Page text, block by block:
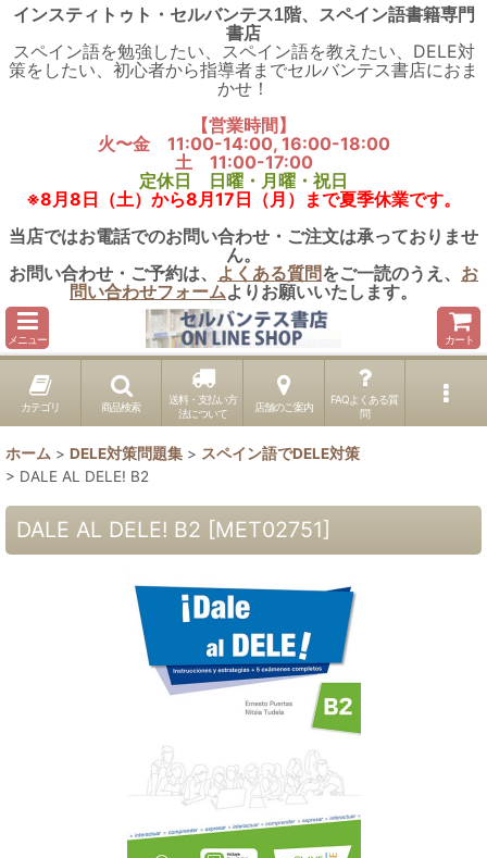
インスティトゥト・セルバンテス1階、スペイン語書籍専門
書店
スペイン語を勉強したい、スペイン語を教えたい、DELE対
策をしたい、初心者から指導者までセルバンテス書店におま
かせ！
【営業時間】
火〜金 11:00-14:00, 16:00-18:00
土 11:00-17:00
定休日 日曜・月曜・祝日
※8月8日（土）から8月17日（月）まで夏季休業です。
当店ではお電話でのお問い合わせ・ご注文は承っておりませ
ん。
お問い合わせ・ご予約は、 よくある質問をご一読のうえ、 お
問い合わせフォームよりお願いいたします。
メニュー カート
カテゴリ 商品検索
送料・支払い方
法について
店舗のご案内
FAQよくある質
問
ホーム > DELE対策問題集 > スペイン語でDELE対策
> DALE AL DELE! B2
DALE AL DELE! B2 [MET02751]